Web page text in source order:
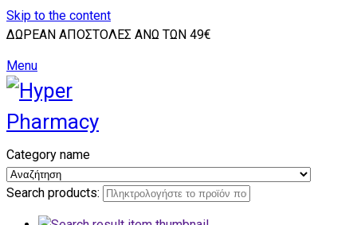
Skip to the content
ΔΩΡΕΑΝ ΑΠΟΣΤΟΛΕΣ ΑΝΩ ΤΩΝ 49€
Menu
Category name
Search products: